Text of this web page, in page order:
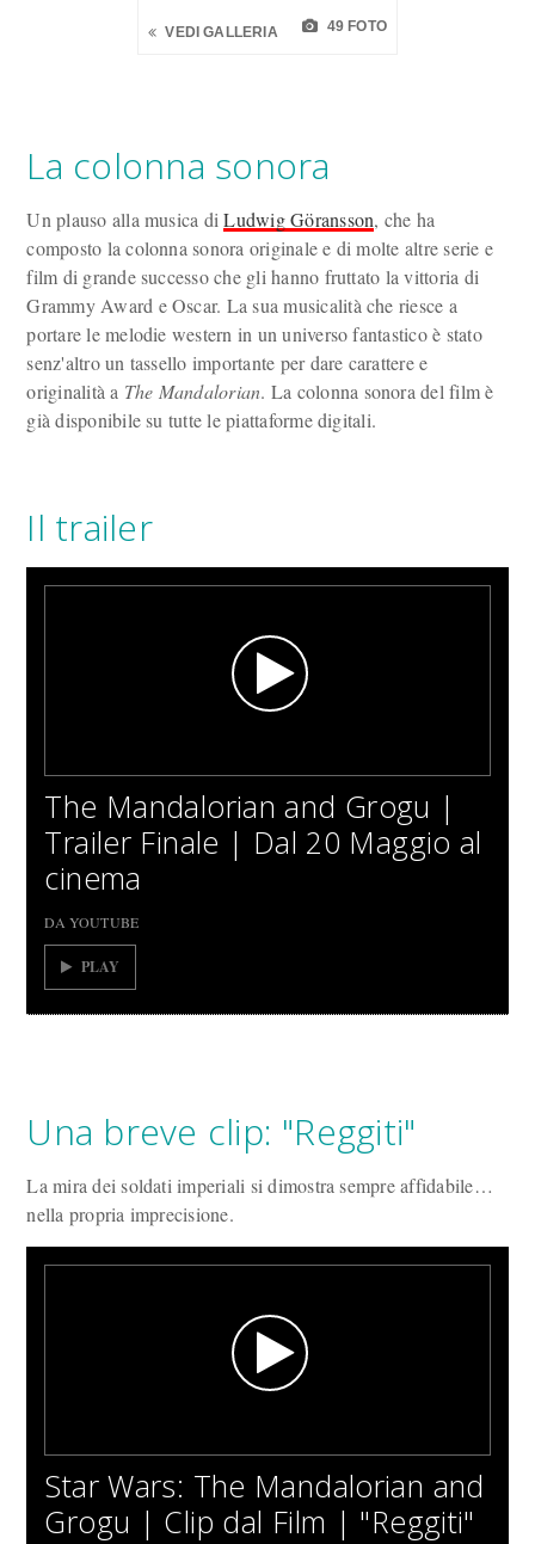
VEDI GALLERIA 49 FOTO
La colonna sonora
Un plauso alla musica diLudwig Göransson, che ha
composto la colonna sonora originale e di molte altre serie e
film di grande successo che gli hanno fruttato la vittoria di
Grammy Award e Oscar. La sua musicalità che riesce a
portare le melodie western in un universo fantastico è stato
senz'altro un tassello importante per dare carattere e
originalità a The Mandalorian. La colonna sonora del film è
già disponibile su tutte le piattaforme digitali.
Il trailer
The Mandalorian and Grogu |
Trailer Finale | Dal 20 Maggio al
cinema
DA YOUTUBE
PLAY
Una breve clip: "Reggiti"
La mira dei soldati imperiali si dimostra sempre affidabile…
nella propria imprecisione.
Star Wars: The Mandalorian and
Grogu | Clip dal Film | "Reggiti"